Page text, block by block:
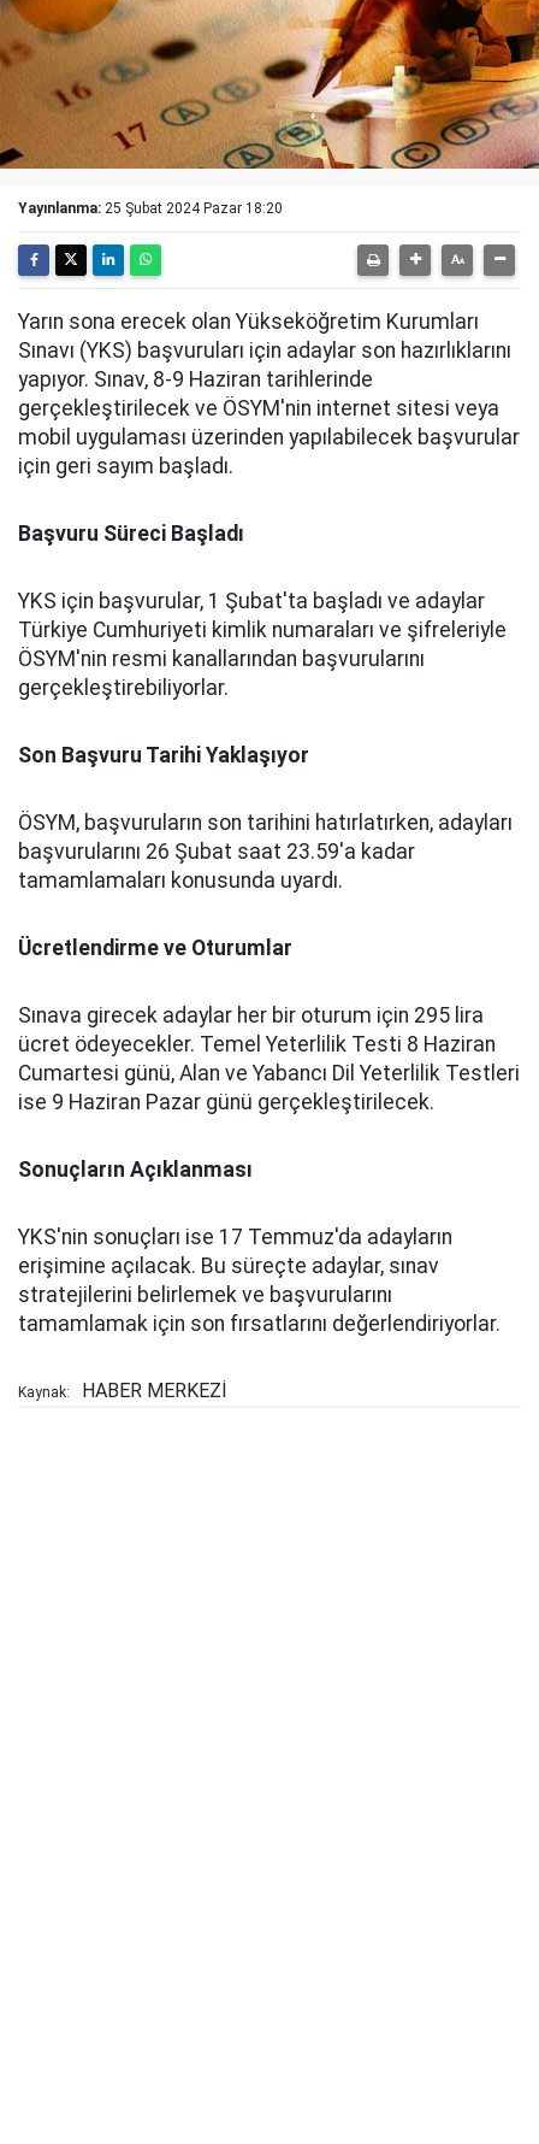
Yayınlanma: 25 Şubat 2024 Pazar 18:20
Yarın sona erecek olan Yükseköğretim Kurumları
Sınavı (YKS) başvuruları için adaylar son hazırlıklarını
yapıyor. Sınav, 8-9 Haziran tarihlerinde
gerçekleştirilecek ve ÖSYM'nin internet sitesi veya
mobil uygulaması üzerinden yapılabilecek başvurular
için geri sayım başladı.
Başvuru Süreci Başladı
YKS için başvurular, 1 Şubat'ta başladı ve adaylar
Türkiye Cumhuriyeti kimlik numaraları ve şifreleriyle
ÖSYM'nin resmi kanallarından başvurularını
gerçekleştirebiliyorlar.
Son Başvuru Tarihi Yaklaşıyor
ÖSYM, başvuruların son tarihini hatırlatırken, adayları
başvurularını 26 Şubat saat 23.59'a kadar
tamamlamaları konusunda uyardı.
Ücretlendirme ve Oturumlar
Sınava girecek adaylar her bir oturum için 295 lira
ücret ödeyecekler. Temel Yeterlilik Testi 8 Haziran
Cumartesi günü, Alan ve Yabancı Dil Yeterlilik Testleri
ise 9 Haziran Pazar günü gerçekleştirilecek.
Sonuçların Açıklanması
YKS'nin sonuçları ise 17 Temmuz'da adayların
erişimine açılacak. Bu süreçte adaylar, sınav
stratejilerini belirlemek ve başvurularını
tamamlamak için son fırsatlarını değerlendiriyorlar.
Kaynak: HABER MERKEZİ